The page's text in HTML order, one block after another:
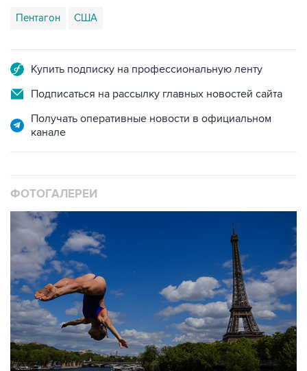
Пентагон США
Купить подписку на профессиональную ленту
Подписаться на рассылку главных новостей сайта
Получать оперативные новости в официальном
канале
ФОТОГАЛЕРЕИ